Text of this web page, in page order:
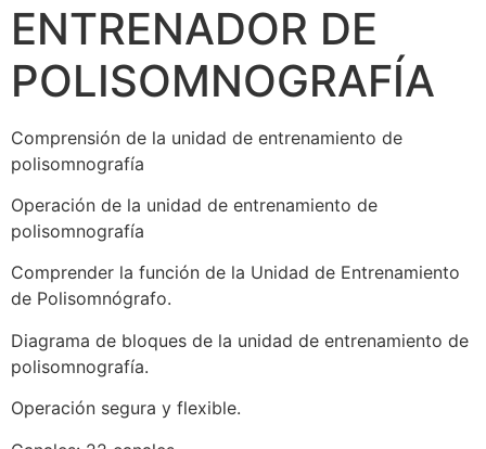
ENTRENADOR DE
POLISOMNOGRAFÍA
Comprensión de la unidad de entrenamiento de
polisomnografía
Operación de la unidad de entrenamiento de
polisomnografía
Comprender la función de la Unidad de Entrenamiento
de Polisomnógrafo.
Diagrama de bloques de la unidad de entrenamiento de
polisomnografía.
Operación segura y flexible.